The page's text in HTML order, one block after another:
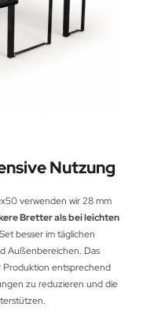
Nutzung
verwenden wir 28 mm
Bretter als bei leichten
besser im täglichen
Außenbereichen. Das
Produktion entsprechend
zu reduzieren und die